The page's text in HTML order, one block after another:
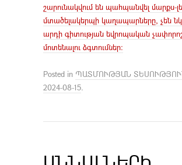
շարունակվում են պահպանվել մարքս-
մտածելակերպի կաղապարները, չեն
արդի գիտության եվրոպական
մոտենալու ձգտումներ:
Posted in ՊԱՏՄՈՒԹՅԱՆ
2024-08-15.